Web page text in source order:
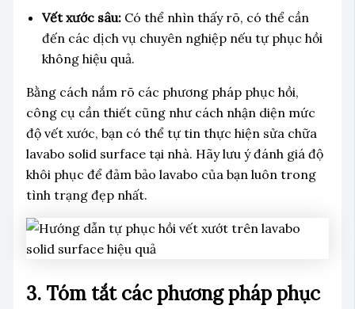
Vết xước sâu:Có thể nhìn thấy rõ, có thể cần
đến các dịch vụ chuyên nghiệp nếu tự phục hồi
không hiệu quả.
Bằng cách nắm rõ các phương pháp phục hồi,
công cụ cần thiết cũng như cách nhận diện mức
độ vết xước, bạn có thể tự tin thực hiện sửa chữa
lavabo solid surface tại nhà. Hãy lưu ý đánh giá độ
khôi phục để đảm bảo lavabo của bạn luôn trong
tình trạng đẹp nhất.
3. Tóm tắt các phương pháp phục